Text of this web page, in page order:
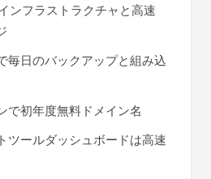
ンフラストラクチャと高速
毎日のバックアップと組み込
で初年度無料ドメイン名
ツールダッシュボードは高速